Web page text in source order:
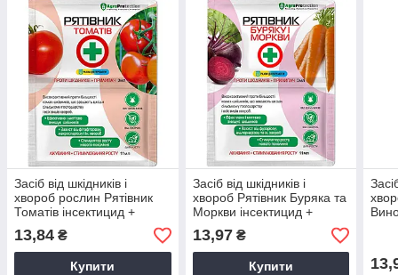
Засіб від шкідників і
хвороб рослин Рятівник
Томатів інсектицид +
прилипач 3мл+11мл
13,84 ₴
Купити
Засіб від шкідників і
хвороб Рятівник Буряка та
Моркви інсектицид +
прилипач 3мл+11мл
13,97₴
Купити